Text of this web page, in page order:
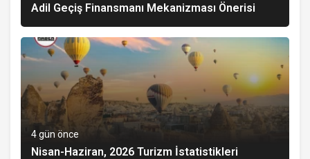
Adil Geçiş Finansmanı Mekanizması Önerisi
4 gün önce
Nisan-Haziran, 2026 Turizm İstatistikleri